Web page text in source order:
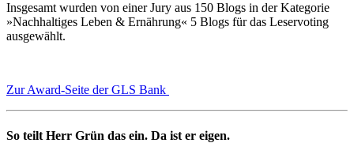
Insgesamt wurden von einer Jury aus 150 Blogs in der Kategorie
»Nachhaltiges Leben & Ernährung« 5 Blogs für das Leservoting
ausgewählt.
Zur Award-Seite der GLS Bank
So teilt Herr Grün das ein. Da ist er eigen.